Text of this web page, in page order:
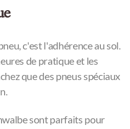
c'est l'adhérence au sol.
de pratique et les
que des pneus spéciaux
sont parfaits pour